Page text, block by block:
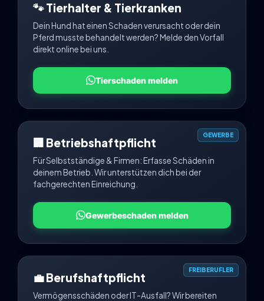
🐾 Tierhalter & Tierkranken
Dein Hund hat einen Schaden verursacht oder dein
Pferd musste behandelt werden? Melde den Vorfall
direkt online bei uns.
Tierschaden melden
GEWERBE
🏢 Betriebshaftpflicht
Für Selbstständige & Firmen: Erfasse Schäden in
deinem Betrieb. Wir unterstützen dich bei der
fachgerechten Einreichung.
Gewerbeschaden melden
FREIBERUFLER
💼 Berufshaftpflicht
Vermögensschäden oder IT-Ausfall? Wir bereiten